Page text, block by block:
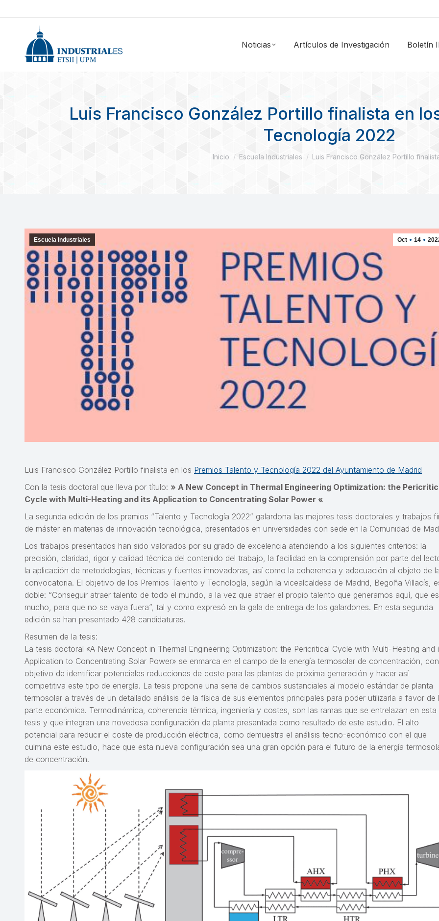
Noticias Artículos de Investigación Boletín
Luis Francisco González Portillo finalista en
Tecnología 2022
Estás aquí:
Inicio Escuela Industriales Luis Francisco González Portillo
Oct 14
Escuela Industriales
Luis Francisco González Portillo finalista en los Premios Talento y Tecnología 2022 del Ayuntamiento de Madrid
Con la tesis doctoral que lleva por título: » A New Concept in Thermal Engineering Optimization: the
Cycle with Multi-Heating and its Application to Concentrating Solar Power «
La segunda edición de los premios “Talento y Tecnología 2022” galardona las mejores tesis doctorales y trabajos
de máster en materias de innovación tecnológica, presentados en universidades con sede en la Comunidad de
Los trabajos presentados han sido valorados por su grado de excelencia atendiendo a los siguientes criterios: la
precisión, claridad, rigor y calidad técnica del contenido del trabajo, la facilidad en la comprensión por parte del
la aplicación de metodologías, técnicas y fuentes innovadoras, así como la coherencia y adecuación al objeto de
convocatoria. El objetivo de los Premios Talento y Tecnología, según la vicealcaldesa de Madrid, Begoña Villacís,
doble: “Conseguir atraer talento de todo el mundo, a la vez que atraer el propio talento que generamos aquí, que es
mucho, para que no se vaya fuera”, tal y como expresó en la gala de entrega de los galardones. En esta segunda
edición se han presentado 428 candidaturas.
Resumen de la tesis:
La tesis doctoral «A New Concept in Thermal Engineering Optimization: the Pericritical Cycle with Multi-Heating and
Application to Concentrating Solar Power» se enmarca en el campo de la energía termosolar de concentración,
objetivo de identificar potenciales reducciones de coste para las plantas de próxima generación y hacer así
competitiva este tipo de energía. La tesis propone una serie de cambios sustanciales al modelo estándar de planta
termosolar a través de un detallado análisis de la física de sus elementos principales para poder utilizarla a favor de
parte económica. Termodinámica, coherencia térmica, ingeniería y costes, son las ramas que se entrelazan en esta
tesis y que integran una novedosa configuración de planta presentada como resultado de este estudio. El alto
potencial para reducir el coste de producción eléctrica, como demuestra el análisis tecno-económico con el que
culmina este estudio, hace que esta nueva configuración sea una gran opción para el futuro de la energía
de concentración.